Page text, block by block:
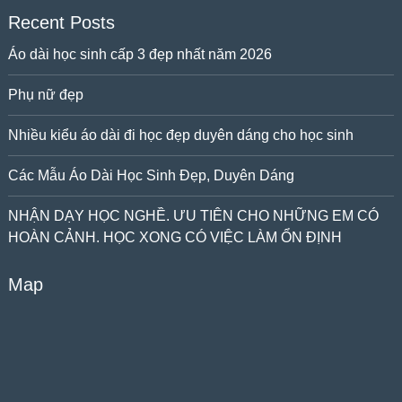
Recent Posts
Áo dài học sinh cấp 3 đẹp nhất năm 2026
Phụ nữ đẹp
Nhiều kiểu áo dài đi học đẹp duyên dáng cho học sinh
Các Mẫu Áo Dài Học Sinh Đẹp, Duyên Dáng
NHẬN DẠY HỌC NGHỀ. ƯU TIÊN CHO NHỮNG EM CÓ
HOÀN CẢNH. HỌC XONG CÓ VIỆC LÀM ỔN ĐỊNH
Map